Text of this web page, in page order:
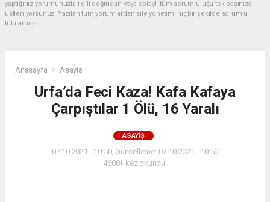
yaptığınız yorumunuzla ilgili doğrudan veya dolaylı tüm sorumluluğu tek başınıza
üstleniyorsunuz. Yazılan tüm yorumlardan site yönetimi hiçbir şekilde sorumlu
tutulamaz.
Anasayfa Asayiş
Urfa’da Feci Kaza! Kafa Kafaya
Çarpıştılar 1 Ölü, 16 Yaralı
ASAYIŞ
07.10.2021 - 10:50, Güncelleme: 07.10.2021 - 10:50
4608+ kez okundu.